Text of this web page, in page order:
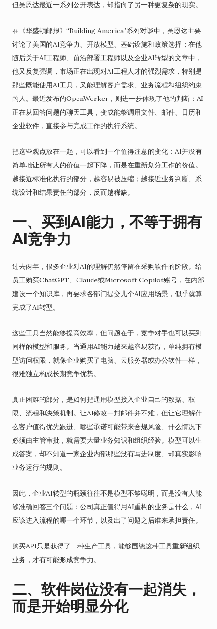
但吴恩达最近一系列公开表达，却指向了另一种更复杂的现实。
在《华盛顿邮报》“Building America”系列对谈中，吴恩达主要
讨论了美国的AI竞争力、开放模型、基础设施和政策选择；在他
随后关于AI工程师、前沿部署工程师以及企业AI转型的文章中，
他又反复强调，市场正在出现对AI工程人才的强烈需求，特别是
那些既能使用AI工具，又能理解客户需求、业务流程和组织约束
的人。最近发布的OpenWorker，则进一步体现了他的判断：AI
正在从回答问题的聊天工具，变成能够调用文件、邮件、日历和
企业软件，直接参与完成工作的执行系统。
把这些观点放在一起，可以看到一个值得注意的变化：AI并没有
简单地让所有人的价值一起下降，而是在重新划分工作的价值。
越接近标准化执行的部分，越容易被压缩；越接近业务判断、系
统设计和结果责任的部分，反而越稀缺。
一、买到AI能力，不等于拥有
AI竞争力
过去两年，很多企业对AI的理解仍然停留在采购软件的阶段。给
员工购买ChatGPT、Claude或Microsoft Copilot账号，在内部
建设一个知识库，再要求各部门提交几个AI应用场景，似乎就算
完成了AI转型。
这些工具当然能够提高效率，但问题在于，竞争对手也可以买到
同样的模型和服务。当通用AI能力越来越容易获得，单纯拥有模
型访问权限，就像企业购买了电脑、云服务器或办公软件一样，
很难独立构成长期竞争优势。
真正困难的部分，是如何把通用模型接入企业自己的数据、权
限、流程和决策机制。让AI修改一封邮件并不难，但让它理解什
么客户值得优先跟进、哪些承诺可能带来合规风险、什么情况下
必须由主管审批，就需要大量业务知识和组织经验。模型可以生
成答案，却不知道一家企业内部那些没有写进制度、却真实影响
业务运行的规则。
因此，企业AI转型的瓶颈往往不是模型不够聪明，而是没有人能
够准确回答三个问题：公司真正值得用AI重构的业务是什么，AI
应该进入流程的哪一个环节，以及出了问题之后谁来承担责任。
购买API只是获得了一种生产工具，能够围绕这种工具重新组织
业务，才有可能形成竞争力。
二、软件岗位没有一起消失，
而是开始明显分化